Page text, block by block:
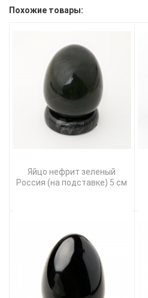
Похожие товары:
Яйцо нефрит зеленый
Россия (на подставке) 5 см